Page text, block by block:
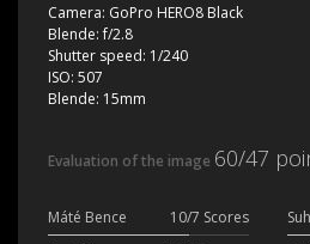
Camera: GoPro HERO8 Black
Blende:f/2.8
Shutter speed: 1/240
ISO: 507
Blende: 15mm
Evaluation of the image 60/47
Máté Bence 10/7 Scores